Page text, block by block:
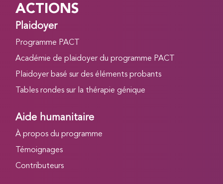
ACTIONS
Plaidoyer
Programme PACT
Académie de plaidoyer du programme PACT
Plaidoyer basé sur des éléments probants
Tables rondes sur la thérapie génique
Aide humanitaire
À propos du programme
Témoignages
Contributeurs